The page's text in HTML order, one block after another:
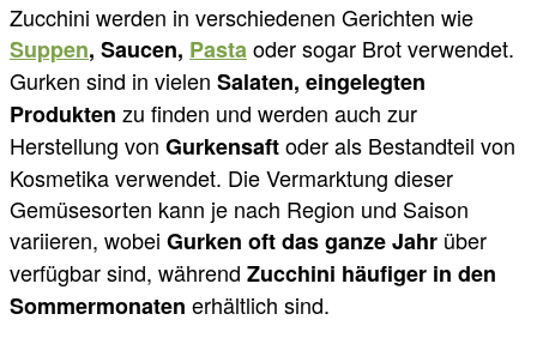
Zucchini werden in verschiedenen Gerichten wie
Suppen, Saucen, Pastaoder sogar Brot verwendet.
Gurken sind in vielen Salaten, eingelegten
Produkten zu finden und werden auch zur
Herstellung von Gurkensaftoder als Bestandteil von
Kosmetika verwendet. Die Vermarktung dieser
Gemüsesorten kann je nach Region und Saison
variieren, wobei Gurken oft das ganze Jahr über
verfügbar sind, während Zucchini häufiger in den
Sommermonaten erhältlich sind.